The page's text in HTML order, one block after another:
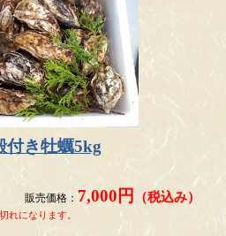
付き牡蠣5kg
販売価格： 7,000円 （税込み）
れになります。